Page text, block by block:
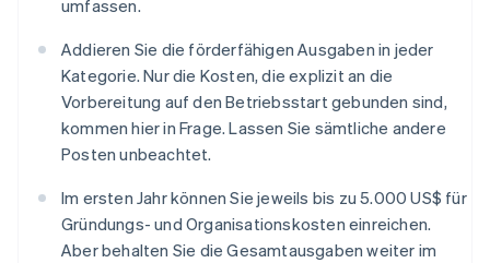
umfassen.
Addieren Sie die förderfähigen Ausgaben in jeder
Kategorie. Nur die Kosten, die explizit an die
Vorbereitung auf den Betriebsstart gebunden sind,
kommen hier in Frage. Lassen Sie sämtliche andere
Posten unbeachtet.
Im ersten Jahr können Sie jeweils bis zu 5.000 US$ für
Gründungs- und Organisationskosten einreichen.
Aber behalten Sie die Gesamtausgaben weiter im